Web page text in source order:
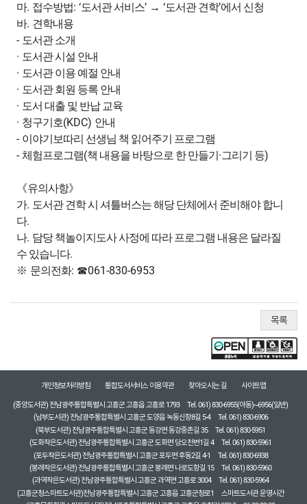
마. 접수방법: ‘도서관 서비스’ → ‘도서관 견학’에서 신청
바. 견학내용
- 도서관 소개
· 도서관 시설 안내
· 도서관 이용 예절 안내
· 도서관 회원 등록 안내
· 도서 대출 및 반납 교육
· 청구기호(KDC) 안내
- 이야기보따리 선생님 책 읽어주기 프로그램
- 체험프로그램(책 내용을 바탕으로 한 만들기 ·그리기 등)
《유의사항》
가. 도서관 견학 시 셔틀버스는 해당 단체에서 준비해야 합니
다.
나. 담당 책놀이지도사 사정에 따라 프로그램 내용은 달라질
수 있습니다.
※ 문의전화: ☎061-830-6953
목록
개인정보처리방침 통합도서서비스 이용약관 찾아오시는 길 사이트맵
(중앙도서관) 전남광주통합특별시 고흥군 고흥읍 고흥로 1793
Tel. 061) 830-6955(아동)~6956(일반)
(남부도서관) 전남광주통합특별시 고흥군 도양읍 녹동신항8길 5-4
Tel. 061) 830-6906
(북부도서관) 전남광주통합특별시 고흥군 동강면 동강중촌길 35
Tel. 061) 830-5951
(도화작은도서관) 전남광주통합특별시 고흥군 도화면 당오천변1길 4
Tel. 061) 830-5961
(포두작은도서관) 전남광주통합특별시 고흥군 포두면 후동2길 4-1
Tel. 061) 830-6938
(봉래작은도서관) 전남광주통합특별시 고흥군 봉래면 나로도항길 15
Tel. 061) 830-5960
(과역작은도서관) 전남광주통합특별시 고흥군 과역면 고흥로 3004
Tel. 061) 830-5964
(고흥군청스마트도서관)전남광주통합특별시 고흥군 고흥읍 고흥군청로1
스마트도서관 운영시간